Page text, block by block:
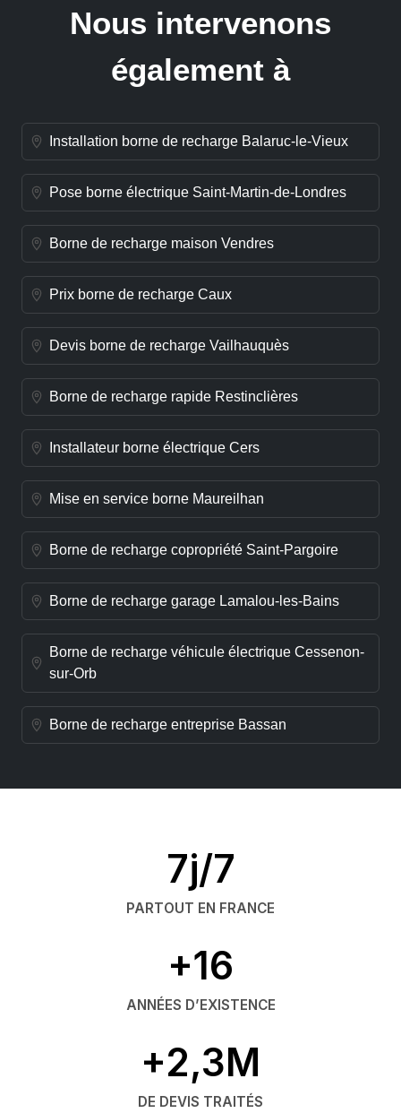
Nous intervenons
également à
Installation borne de recharge Balaruc-le-Vieux
Pose borne électrique Saint-Martin-de-Londres
Borne de recharge maison Vendres
Prix borne de recharge Caux
Devis borne de recharge Vailhauquès
Borne de recharge rapide Restinclières
Installateur borne électrique Cers
Mise en service borne Maureilhan
Borne de recharge copropriété Saint-Pargoire
Borne de recharge garage Lamalou-les-Bains
Borne de recharge véhicule électrique Cessenon-
sur-Orb
Borne de recharge entreprise Bassan
7j/7
PARTOUT EN FRANCE
+16
ANNÉES D’EXISTENCE
+2,3M
DE DEVIS TRAITÉS